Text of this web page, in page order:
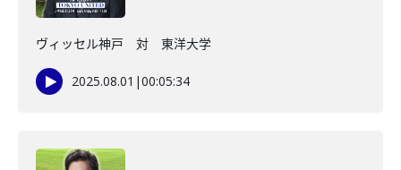
ヴィッセル神戸 対 東洋大学
2025.08.01 |00:05:34